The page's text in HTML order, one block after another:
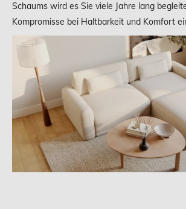
Schaums wird es Sie viele Jahre lang
Kompromisse bei Haltbarkeit und Komfort